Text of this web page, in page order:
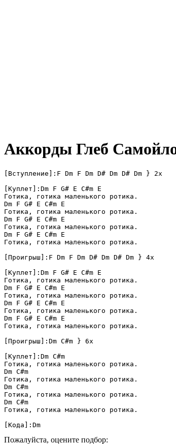
Аккорды Глеб
[Вступление]:F Dm F Dm D# Dm D# Dm } 2x
[Куплет]:Dm F G# E C#m E
Готика, готика маленького ротика.
Dm F G# E C#m E
Готика, готика маленького ротика.
Dm F G# E C#m E
Готика, готика маленького ротика.
Dm F G# E C#m E
Готика, готика маленького ротика.
[Проигрыш]:F Dm F Dm D# Dm D# Dm } 4x
[Куплет]:Dm F G# E C#m E
Готика, готика маленького ротика.
Dm F G# E C#m E
Готика, готика маленького ротика.
Dm F G# E C#m E
Готика, готика маленького ротика.
Dm F G# E C#m E
Готика, готика маленького ротика.
[Проигрыш]:Dm C#m } 6x
[Куплет]:Dm C#m
Готика, готика маленького ротика.
Dm C#m
Готика, готика маленького ротика.
Dm C#m
Готика, готика маленького ротика.
Dm C#m
Готика, готика маленького ротика.
[Кода]:Dm
Пожалуйста, оцените подбор: